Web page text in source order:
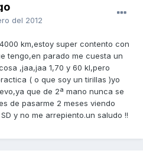
del 2012
km,estoy super contento con
tengo,en parado me cuesta un
,jaa,jaa 1,70 y 60 kl,pero
( o que soy un tirillas )yo
que de 2ª mano nunca se
de pasarme 2 meses viendo
y no me arrepiento.un saludo !!